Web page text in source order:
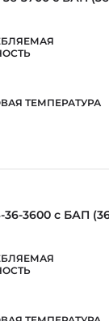
36-3600 с БАП